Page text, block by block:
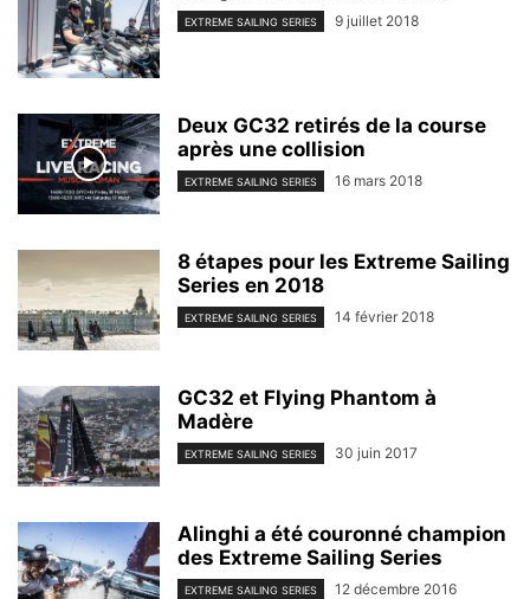
EXTREME SAILING SERIES 9 juillet 2018
Deux GC32 retirés de la course
après une collision
EXTREME SAILING SERIES 16 mars 2018
8 étapes pour les Extreme Sailing
Series en 2018
EXTREME SAILING SERIES 14 février 2018
GC32 et Flying Phantom à
Madère
EXTREME SAILING SERIES 30 juin 2017
Alinghi a été couronné champion
des Extreme Sailing Series
EXTREME SAILING SERIES 12 décembre 2016